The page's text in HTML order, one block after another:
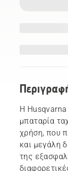
Η Husqvarna
μπαταρία
χρήση, που
και μεγάλη
της